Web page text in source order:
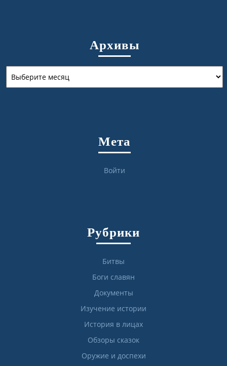
Архивы
Мета
Войти
Рубрики
Битвы
Боги славян
Документы
Изучение истории
История в лицах
Обзоры сказок
Оружие и доспехи